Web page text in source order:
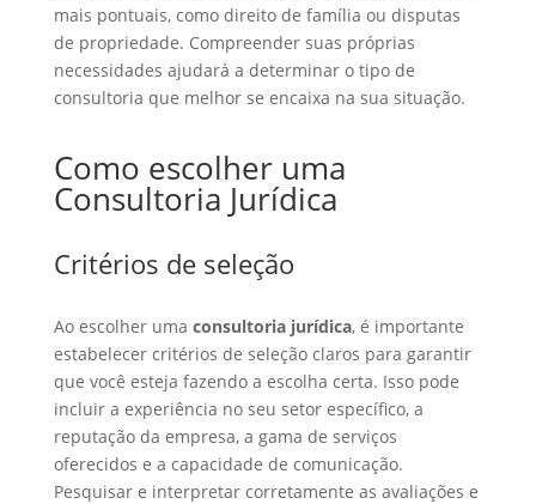
mais pontuais, como direito de família ou disputas
de propriedade. Compreender suas próprias
necessidades ajudará a determinar o tipo de
consultoria que melhor se encaixa na sua situação.
Como escolher uma
Consultoria Jurídica
Critérios de seleção
Ao escolher uma consultoria jurídica, é importante
estabelecer critérios de seleção claros para garantir
que você esteja fazendo a escolha certa. Isso pode
incluir a experiência no seu setor específico, a
reputação da empresa, a gama de serviços
oferecidos e a capacidade de comunicação.
Pesquisar e interpretar corretamente as avaliações e